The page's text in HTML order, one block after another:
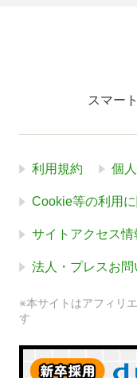
スマー
利用規約 個
Cookie等の利用
サイトアクセス
法人・プレスお問
※本サイトはアフィリ
す